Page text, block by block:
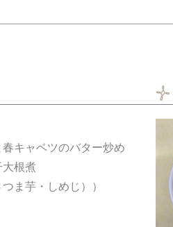
キャベツのバター炒め
大根煮
ま芋・しめじ））